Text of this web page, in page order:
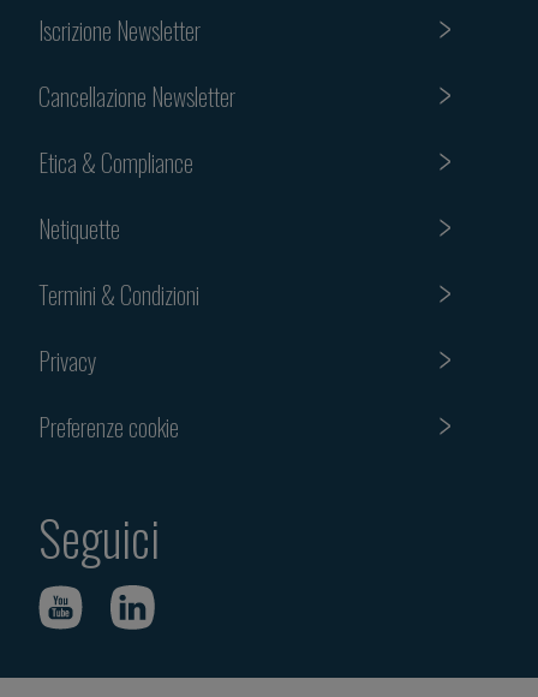
Iscrizione Newsletter
Cancellazione Newsletter
Etica & Compliance
Netiquette
Termini & Condizioni
Privacy
Preferenze cookie
Seguici